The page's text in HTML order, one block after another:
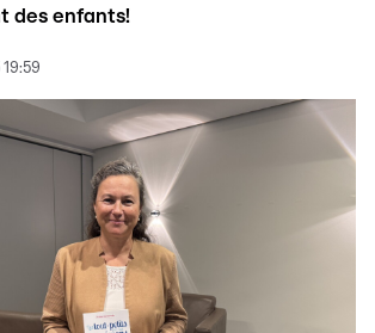
des enfants!
19:59